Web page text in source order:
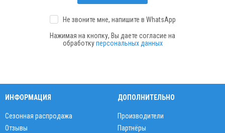
Не звоните мне, напишите в WhatsApp
Нажимая на кнопку, Вы даете согласие на
обработкуперсональных данных
ИНФОРМАЦИЯ
Сезонная распродажа
Отзывы
ДОПОЛНИТЕЛЬНО
Производители
Партнёры